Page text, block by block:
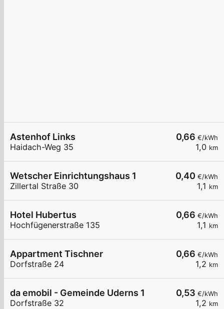
0,66 €/kWh
1,0 km
Astenhof Links
Haidach-Weg 35
0,40 €/kWh
1,1 km
Wetscher Einrichtungshaus 1
Zillertal Straße 30
0,66 €/kWh
1,1 km
Hotel Hubertus
Hochfügenerstraße 135
0,66 €/kWh
1,2 km
Appartment Tischner
Dorfstraße 24
0,53 €/kWh
1,2 km
da emobil - Gemeinde Uderns 1
Dorfstraße 32